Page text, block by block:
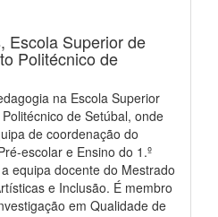
Escola Superior de
Politécnico de
na Escola Superior
de Setúbal, onde
de coordenação do
escolar e Ensino do 1.º
equipa docente do Mestrado
e Inclusão. É membro
em Qualidade de